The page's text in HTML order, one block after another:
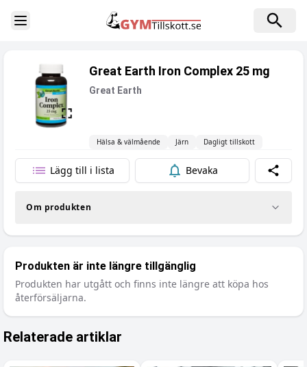
Toggle Sidebar
Great Earth Iron Complex 25 mg
Great Earth
Hälsa & välmående Järn Dagligt tillskott
Lägg till i lista Bevaka Dela
Om produkten
Produkten är inte längre tillgänglig
Produkten har utgått och finns inte längre att köpa hos
återförsäljarna.
Relaterade artiklar